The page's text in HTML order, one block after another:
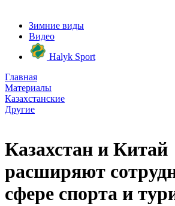
Зимние виды
Видео
Halyk Sport
Главная
Материалы
Казахстанские
Другие
Казахстан и Китай
расширяют
сфере спорта и